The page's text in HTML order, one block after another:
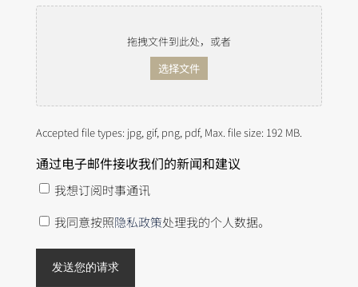
拖拽文件到此处，或者
选择文件
Accepted file types: jpg, gif, png, pdf, Max. file size: 192 MB.
通过电子邮件接收我们的新闻和建议
我想订阅时事通讯
隐 我同意按照隐私政策处理我的个人数据。